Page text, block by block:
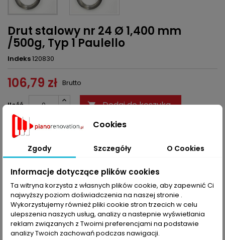
Drut stalowy nr 24 Ø 1,400 mm
/500g, Typ 1 Paulello
Indeks120830
106,79 zł Brutto
Ilość  Dodaj do koszyka
Ostatnie sztuki w magazynie
Udostępnij
OPIS SZCZEGÓŁY PRODUKTU
Typ 1 - romantyczny, brzmienie podobne do wiolonczeli.
Przeznaczone raczej do instrumentów wyprodukowanych w
latach od około 1840 do 1870.
Granica rozerwania struny leży pomiędzy 1200 do 1900 Newton
Cookies
Zgody Szczegóły O Cookies
Informacje dotyczące plików cookies
Ta witryna korzysta z własnych plików cookie, aby zapewnić Ci
najwyższy poziom doświadczenia na naszej stronie .
Wykorzystujemy również pliki cookie stron trzecich w celu
ulepszenia naszych usług, analizy a nastepnie wyświetlania
reklam związanych z Twoimi preferencjami na podstawie
analizy Twoich zachowań podczas nawigacji.